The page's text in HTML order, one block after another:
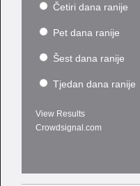
Četiri dana ranije
Pet dana ranije
Šest dana ranije
Tjedan dana ranije
View Results
Crowdsignal.com